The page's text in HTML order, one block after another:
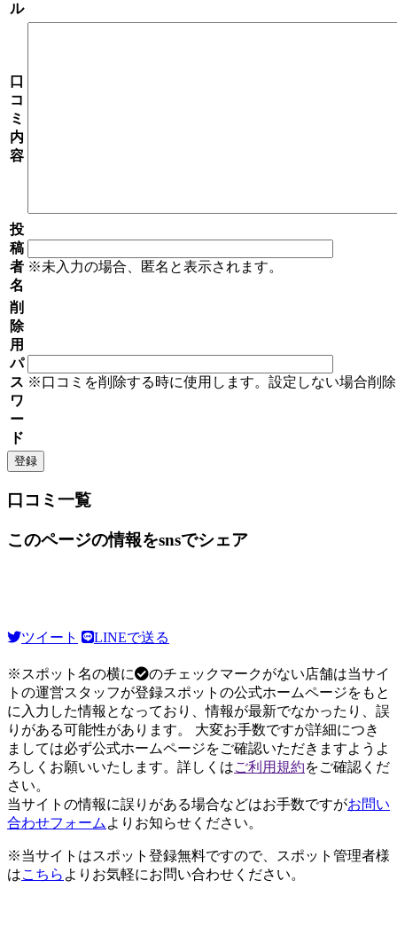
ル
口
コ
ミ
内
容
投
稿
者
名
※未入力の場合、匿名と表示されます。
削
除
用
パ
ス
ワ
ー
ド
※口コミを削除する時に使用します。設定しない場合削
口コミ一覧
このページの情報をsnsでシェア
ツイート LINEで送る
※スポット名の横に
のチェックマークがない店舗は当サイ
トの運営スタッフが登録スポットの公式ホームページをもと
に入力した情報となっており、情報が最新でなかったり、誤
りがある可能性があります。 大変お手数ですが詳細につき
ましては必ず公式ホームページをご確認いただきますようよ
ろしくお願いいたします。詳しくはご利用規約をご確認くだ
さい。
当サイトの情報に誤りがある場合などはお手数ですがお問い
合わせフォーム よりお知らせください。
※当サイトはスポット登録無料ですので、スポット管理者様
はこちら よりお気軽にお問い合わせください。